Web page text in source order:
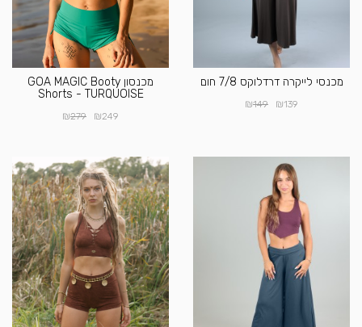
מכנסי לייקרה דרדלוקס 7/8 חום
₪139
₪149
מכנסון GOA MAGIC Booty
Shorts - TURQUOISE
₪249
₪279